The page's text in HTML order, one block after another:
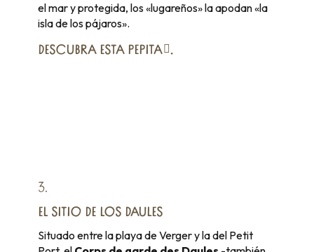
el mar y protegida, los «lugareños» la apodan «la
isla de los pájaros».
DESCUBRA ESTA PEPITA .
3.
EL SITIO DE LOS DAULES
Situado entre la playa de Verger y la del Petit